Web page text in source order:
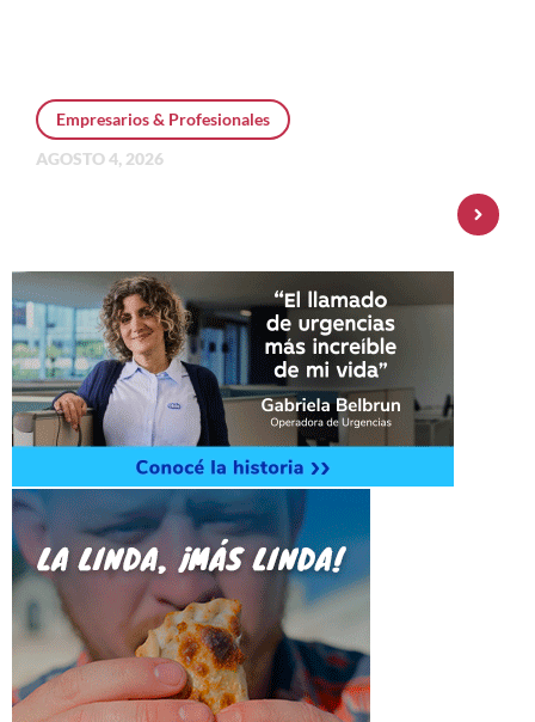
Empresarios & Profesionales
AGOSTO 4, 2026